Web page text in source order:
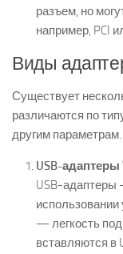
разъем, но
например, PCI
Виды
Существует
различаются по
другим
USB-адаптеры
USB-адаптеры
— легкость
вставляются в